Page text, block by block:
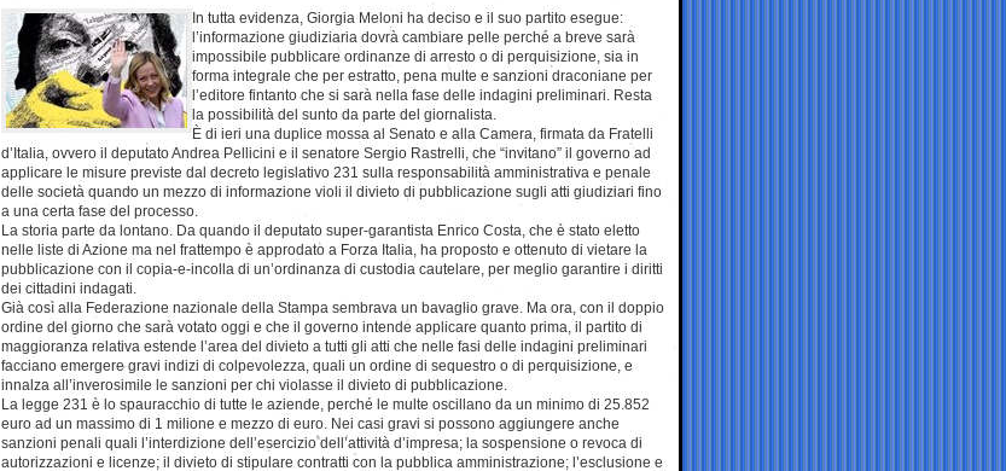
In tutta evidenza, Giorgia Meloni ha deciso e il suo partito esegue:
l’informazione giudiziaria dovrà cambiare pelle perché a breve sarà
impossibile pubblicare ordinanze di arresto o di perquisizione, sia in
forma integrale che per estratto, pena multe e sanzioni draconiane per
l’editore fintanto che si sarà nella fase delle indagini preliminari. Resta
la possibilità del sunto da parte del giornalista.
È di ieri una duplice mossa al Senato e alla Camera, firmata da Fratelli
d’Italia, ovvero il deputato Andrea Pellicini e il senatore Sergio Rastrelli, che “invitano” il governo ad
applicare le misure previste dal decreto legislativo 231 sulla responsabilità amministrativa e penale
delle società quando un mezzo di informazione violi il divieto di pubblicazione sugli atti giudiziari fino
a una certa fase del processo.
La storia parte da lontano. Da quando il deputato super-garantista Enrico Costa, che è stato eletto
nelle liste di Azione ma nel frattempo è approdato a Forza Italia, ha proposto e ottenuto di vietare la
pubblicazione con il copia-e-incolla di un’ordinanza di custodia cautelare, per meglio garantire i diritti
dei cittadini indagati.
Già così alla Federazione nazionale della Stampa sembrava un bavaglio grave. Ma ora, con il doppio
ordine del giorno che sarà votato oggi e che il governo intende applicare quanto prima, il partito di
maggioranza relativa estende l’area del divieto a tutti gli atti che nelle fasi delle indagini preliminari
facciano emergere gravi indizi di colpevolezza, quali un ordine di sequestro o di perquisizione, e
innalza all’inverosimile le sanzioni per chi violasse il divieto di pubblicazione.
La legge 231 è lo spauracchio di tutte le aziende, perché le multe oscillano da un minimo di 25.852
euro ad un massimo di 1 milione e mezzo di euro. Nei casi gravi si possono aggiungere anche
sanzioni penali quali l’interdizione dell’esercizio dell’attività d’impresa; la sospensione o revoca di
autorizzazioni e licenze; il divieto di stipulare contratti con la pubblica amministrazione; l’esclusione e